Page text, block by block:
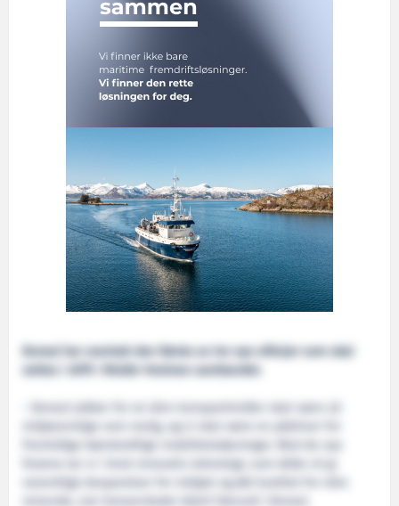
Boreal har overtatt den første av tre nye elferjer som skal
settes i drift i Molde–Vestnes-sambandet.
– Boreal jobber for at våre transportmidler skal være så
miljøvennlige som mulig, og vi skal være en pådriver for
fremtidige bærekraftige mobilitetsløsninger. Med de nye
ferjene tar vi i bruk innovativ teknologi, som både vil gi
vesentlige besparelser for miljøet og økt kvalitet for våre